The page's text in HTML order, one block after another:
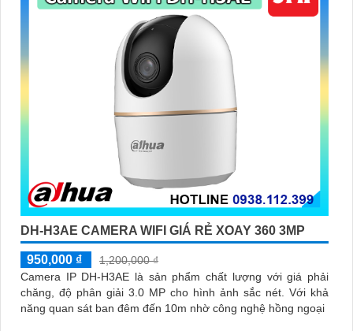
DH-H3AE CAMERA WIFI GIÁ RẺ XOAY 360 3MP
950,000 ₫
1,200,000 ₫
Camera IP DH-H3AE là sản phẩm chất lượng với giá phải
chăng, độ phân giải 3.0 MP cho hình ảnh sắc nét. Với khả
năng quan sát ban đêm đến 10m nhờ công nghệ hồng ngoại